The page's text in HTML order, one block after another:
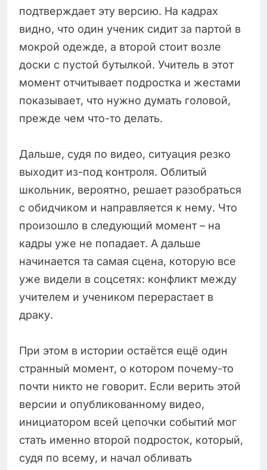
подтверждает эту версию. На кадрах
видно, что один ученик сидит за партой в
мокрой одежде, а второй стоит возле
доски с пустой бутылкой. Учитель в этот
момент отчитывает подростка и жестами
показывает, что нужно думать головой,
прежде чем что-то делать.
Дальше, судя по видео, ситуация резко
выходит из-под контроля. Облитый
школьник, вероятно, решает разобраться
с обидчиком и направляется к нему. Что
произошло в следующий момент – на
кадры уже не попадает. А дальше
начинается та самая сцена, которую все
уже видели в соцсетях: конфликт между
учителем и учеником перерастает в
драку.
При этом в истории остаётся ещё один
странный момент, о котором почему-то
почти никто не говорит. Если верить этой
версии и опубликованному видео,
инициатором всей цепочки событий мог
стать именно второй подросток, который,
судя по всему, и начал обливать